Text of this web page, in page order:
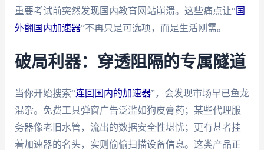
重要考试前突然发现国内教育网站崩溃。这些痛点让“国
外翻国内加速器”不再只是可选项，而是生活刚需。
破局利器：穿透阻隔的专属隧道
当你开始搜索“连回国内的加速器”，会发现市场早已鱼龙
混杂。免费工具弹窗广告泛滥如狗皮膏药；某些代理服
务器像老旧水管，流出的数据安全性堪忧；更有甚者挂
着加速器的名头，实则偷偷扫描设备信息。这类产品正